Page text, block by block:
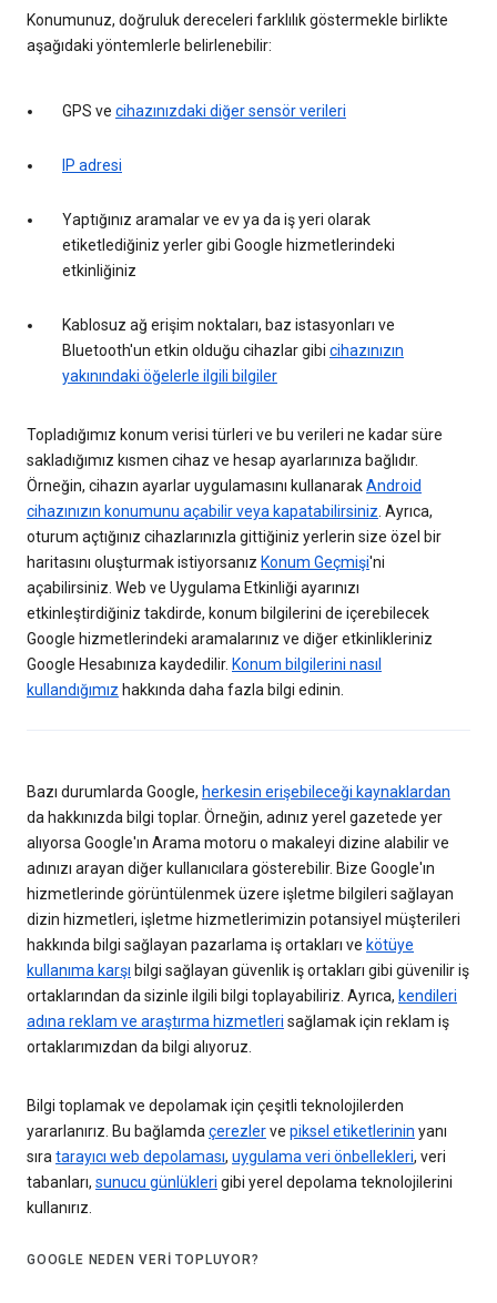
Konumunuz, doğruluk dereceleri farklılık göstermekle birlikte
aşağıdaki yöntemlerle belirlenebilir:
GPS ve cihazınızdaki diğer sensör verileri
IP adresi
Yaptığınız aramalar ve ev ya da iş yeri olarak
etiketlediğiniz yerler gibi Google hizmetlerindeki
etkinliğiniz
Kablosuz ağ erişim noktaları, baz istasyonları ve
Bluetooth'un etkin olduğu cihazlar gibi cihazınızın
yakınındaki öğelerle ilgili bilgiler
Topladığımız konum verisi türleri ve bu verileri ne kadar süre
sakladığımız kısmen cihaz ve hesap ayarlarınıza bağlıdır.
Örneğin, cihazın ayarlar uygulamasını kullanarakAndroid
cihazınızın konumunu açabilir veya kapatabilirsiniz. Ayrıca,
oturum açtığınız cihazlarınızla gittiğiniz yerlerin size özel bir
haritasını oluşturmak istiyorsanız Konum Geçmişi'ni
açabilirsiniz. Web ve Uygulama Etkinliği ayarınızı
etkinleştirdiğiniz takdirde, konum bilgilerini de içerebilecek
Google hizmetlerindeki aramalarınız ve diğer etkinlikleriniz
Google Hesabınıza kaydedilir. Konum bilgilerini nasıl
kullandığımız hakkında daha fazla bilgi edinin.
Bazı durumlarda Google, herkesin erişebileceği kaynaklardan
da hakkınızda bilgi toplar. Örneğin, adınız yerel gazetede yer
alıyorsa Google'ın Arama motoru o makaleyi dizine alabilir ve
adınızı arayan diğer kullanıcılara gösterebilir. Bize Google'ın
hizmetlerinde görüntülenmek üzere işletme bilgileri sağlayan
dizin hizmetleri, işletme hizmetlerimizin potansiyel müşterileri
hakkında bilgi sağlayan pazarlama iş ortakları ve kötüye
kullanıma karşı bilgi sağlayan güvenlik iş ortakları gibi güvenilir iş
ortaklarından da sizinle ilgili bilgi toplayabiliriz. Ayrıca, kendileri
adına reklam ve araştırma hizmetleri sağlamak için reklam iş
ortaklarımızdan da bilgi alıyoruz.
Bilgi toplamak ve depolamak için çeşitli teknolojilerden
yararlanırız. Bu bağlamdaçerezlerve piksel etiketlerinin yanı
sıratarayıcı web depolaması, uygulama veri önbellekleri, veri
tabanları, sunucu günlükleri gibi yerel depolama teknolojilerini
kullanırız.
GOOGLE NEDEN VERI TOPLUYOR?